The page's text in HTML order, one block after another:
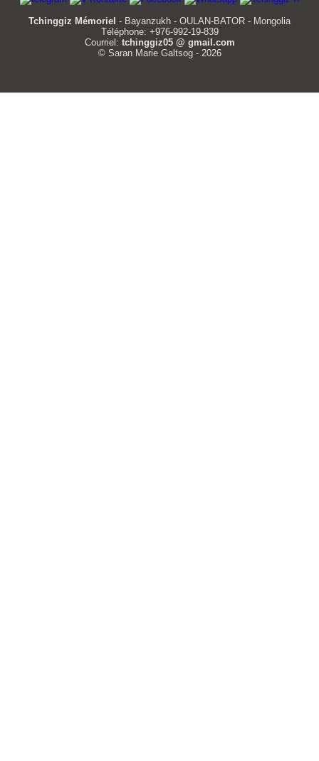
Tchinggiz Mémoriel - Bayanzukh - OULAN-BATOR - Mongolia
Téléphone: +976-992-19-839
Courriel: tchinggiz05 @ gmail.com
© Saran Marie Galtsog - 2026